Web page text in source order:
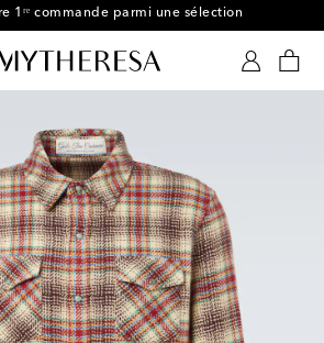
1ʳᵉ commande parmi une sélection